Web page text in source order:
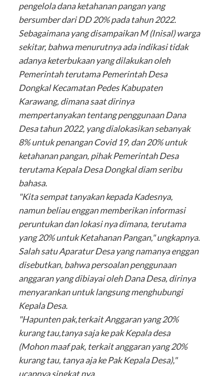
pengelola dana ketahanan pangan yang
bersumber dari DD 20% pada tahun 2022.
Sebagaimana yang disampaikan M (Inisal) warga
sekitar, bahwa menurutnya ada indikasi tidak
adanya keterbukaan yang dilakukan oleh
Pemerintah terutama Pemerintah Desa
Dongkal Kecamatan Pedes Kabupaten
Karawang, dimana saat dirinya
mempertanyakan tentang penggunaan Dana
Desa tahun 2022, yang dialokasikan sebanyak
8% untuk penangan Covid 19, dan 20% untuk
ketahanan pangan, pihak Pemerintah Desa
terutama Kepala Desa Dongkal diam seribu
bahasa.
"Kita sempat tanyakan kepada Kadesnya,
namun beliau enggan memberikan informasi
peruntukan dan lokasi nya dimana, terutama
yang 20% untuk Ketahanan Pangan," ungkapnya.
Salah satu Aparatur Desa yang namanya enggan
disebutkan, bahwa persoalan penggunaan
anggaran yang dibiayai oleh Dana Desa, dirinya
menyarankan untuk langsung menghubungi
Kepala Desa.
"Hapunten pak,terkait Anggaran yang 20%
kurang tau,tanya saja ke pak Kepala desa
(Mohon maaf pak, terkait anggaran yang 20%
kurang tau, tanya aja ke Pak Kepala Desa),"
ucapnya singkat nya.